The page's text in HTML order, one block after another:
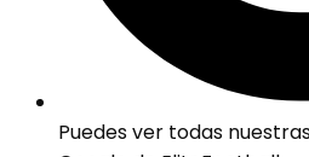
Puedes ver todas